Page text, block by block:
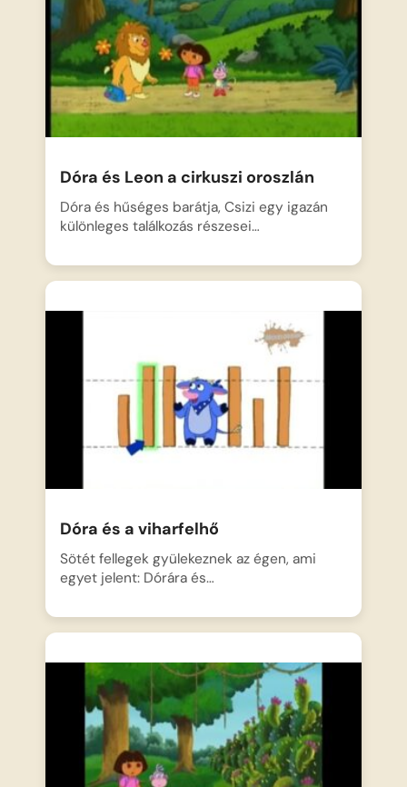
Dóra és Leon a cirkuszi oroszlán
Dóra és hűséges barátja, Csizi egy igazán
különleges találkozás részesei…
Dóra és a viharfelhő
Sötét fellegek gyülekeznek az égen, ami
egyet jelent: Dórára és…